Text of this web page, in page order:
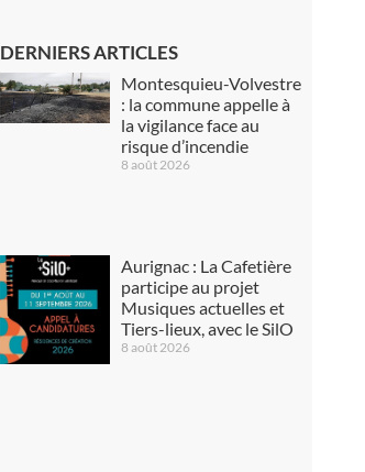
DERNIERS ARTICLES
Montesquieu-Volvestre
: la commune appelle à
la vigilance face au
risque d’incendie
8 août 2026
Aurignac : La Cafetière
participe au projet
Musiques actuelles et
Tiers-lieux, avec le SilO
8 août 2026